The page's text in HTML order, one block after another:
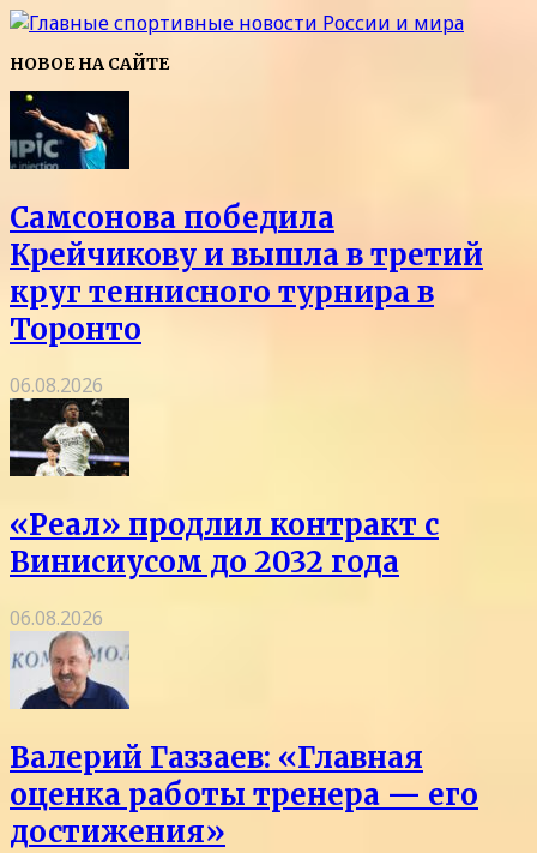
НОВОЕ НА САЙТЕ
Самсонова победила
Крейчикову и вышла в третий
круг теннисного турнира в
Торонто
06.08.2026
«Реал» продлил контракт с
Винисиусом до 2032 года
06.08.2026
Валерий Газзаев: «Главная
оценка работы тренера — его
достижения»